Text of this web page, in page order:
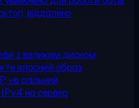
віддалено
з великим диском
власний образ
не спільний
IPv4 на сервер